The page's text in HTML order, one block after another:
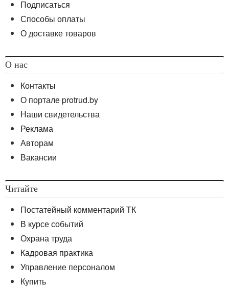
Подписаться
Способы оплаты
О доставке товаров
О нас
Контакты
О портале protrud.by
Наши свидетельства
Реклама
Авторам
Вакансии
Читайте
Постатейный комментарий ТК
В курсе событий
Охрана труда
Кадровая практика
Управление персоналом
Купить